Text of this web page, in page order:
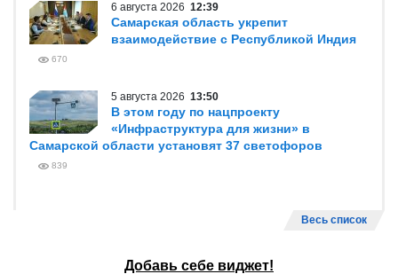
6 августа 2026 12:39
Самарская область укрепит
взаимодействие с Республикой Индия
670
5 августа 2026 13:50
В этом году по нацпроекту
«Инфраструктура для жизни» в
Самарской области установят 37 светофоров
839
Весь список
Добавь себе виджет!